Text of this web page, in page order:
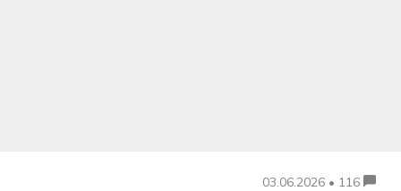
03.06.2026 • 116